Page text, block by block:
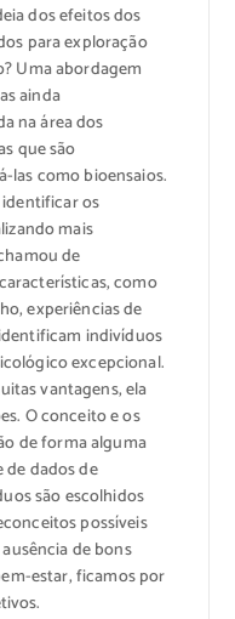
dos efeitos dos
​​para exploração
Uma abordagem
ainda
na área dos
que são
las como bioensaios.
os
mais
de
como
experiências de
indivíduos
excepcional.
vantagens, ela
O conceito e os
de forma alguma
de dados de
são escolhidos
possíveis
de bons
estar, ficamos por